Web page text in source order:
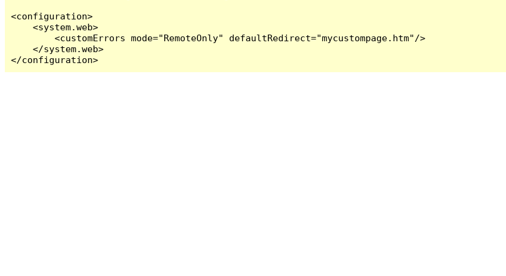
<configuration>
    <system.web>
        <customErrors mode="RemoteOnly" defaultRedirect="mycustompage.htm"/>
    </system.web>
</configuration>